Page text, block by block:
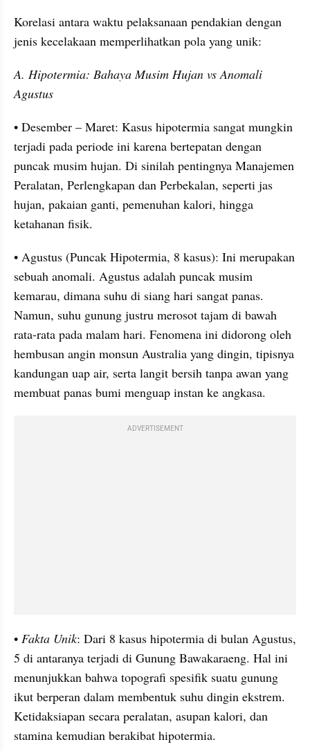
Korelasi antara waktu pelaksanaan pendakian dengan
jenis kecelakaan memperlihatkan pola yang unik:
A. Hipotermia: Bahaya Musim Hujan vs Anomali
Agustus
• Desember – Maret: Kasus hipotermia sangat mungkin
terjadi pada periode ini karena bertepatan dengan
puncak musim hujan. Di sinilah pentingnya Manajemen
Peralatan, Perlengkapan dan Perbekalan, seperti jas
hujan, pakaian ganti, pemenuhan kalori, hingga
ketahanan fisik.
• Agustus (Puncak Hipotermia, 8 kasus): Ini merupakan
sebuah anomali. Agustus adalah puncak musim
kemarau, dimana suhu di siang hari sangat panas.
Namun, suhu gunung justru merosot tajam di bawah
rata-rata pada malam hari. Fenomena ini didorong oleh
hembusan angin monsun Australia yang dingin, tipisnya
kandungan uap air, serta langit bersih tanpa awan yang
membuat panas bumi menguap instan ke angkasa.
ADVERTISEMENT
• Fakta Unik: Dari 8 kasus hipotermia di bulan Agustus,
5 di antaranya terjadi di Gunung Bawakaraeng. Hal ini
menunjukkan bahwa topografi spesifik suatu gunung
ikut berperan dalam membentuk suhu dingin ekstrem.
Ketidaksiapan secara peralatan, asupan kalori, dan
stamina kemudian berakibat hipotermia.